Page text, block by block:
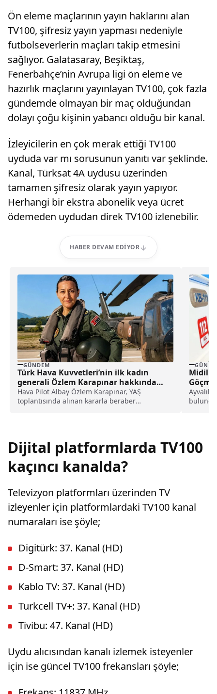
Ön eleme maçlarının yayın haklarını alan
TV100, şifresiz yayın yapması nedeniyle
futbolseverlerin maçları takip etmesini
sağlıyor. Galatasaray, Beşiktaş,
Fenerbahçe’nin Avrupa ligi ön eleme ve
hazırlık maçlarını yayınlayan TV100, çok fazla
gündemde olmayan bir maç olduğundan
dolayı çoğu kişinin yabancı olduğu bir kanal.
İzleyicilerin en çok merak ettiği TV100
uyduda var mı sorusunun yanıtı var şeklinde.
Kanal, Türksat 4A uydusu üzerinden
tamamen şifresiz olarak yayın yapıyor.
Herhangi bir ekstra abonelik veya ücret
ödemeden uydudan direk TV100 izlenebilir.
HABER DEVAM EDIYOR
GÜNDEM
Türk Hava Kuvvetleri’nin ilk kadın
generali Özlem Karapınar hakkında
dikkat çeken detay ortaya çıktı
Hava Pilot Albay Özlem Karapınar, YAŞ
toplantısında alınan kararla beraber
Midilli
Ayvalık
Dijital platformlarda TV100
kaçıncı kanalda?
Televizyon platformları üzerinden TV
izleyenler için platformlardaki TV100 kanal
numaraları ise şöyle;
Digitürk: 37. Kanal (HD)
D-Smart: 37. Kanal (HD)
Kablo TV: 37. Kanal (HD)
Turkcell TV+: 37. Kanal (HD)
Tivibu: 47. Kanal (HD)
Uydu alıcısından kanalı izlemek isteyenler
için ise güncel TV100 frekansları şöyle;